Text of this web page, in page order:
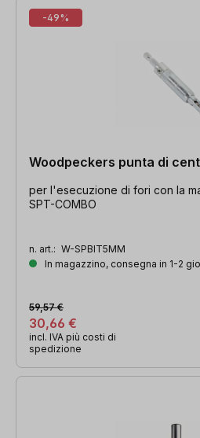
-49%
Woodpeckers punta di
per l'esecuzione di fori con la
SPT-COMBO
n. art.: W-SPBIT5MM
In magazzino, consegna in 1-2
30,66 €
59,57 €
incl. IVA più costi di
spedizione